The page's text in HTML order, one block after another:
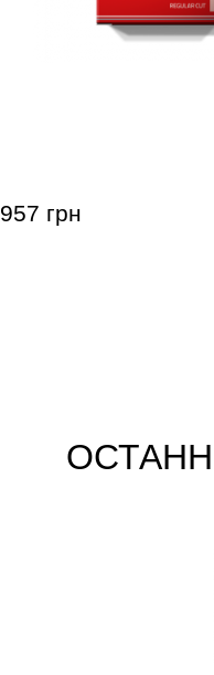
957 грн